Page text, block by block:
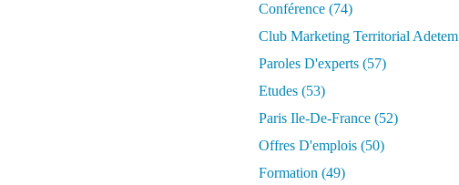
Conférence (74)
Club Marketing Territorial Adetem
Paroles D'experts (57)
Etudes (53)
Paris Ile-De-France (52)
Offres D'emplois (50)
Formation (49)